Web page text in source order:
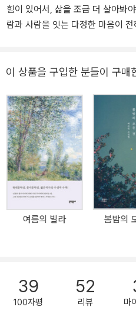
힘이 있어서, 삶을 조금 더 살아봐
람과 사람을 잇는 다정한 마음이
발표하는 작품마다 흔들림 없는 기
간되었다. 2011년 데뷔한 이래 세
짧은 소설들과 산문을 발표하는 동
담고 싶은 이야기를 기다린 그가
인 만큼 이 작품의 탄생이 더욱 반갑
1년 봄부터 2022년 봄까지 계간 『
라는 제목으로 절찬리에 연재되었
소설쓰기로 연재와 개고에 임한 끝
첫 장편을 자신의 이력에 추가하게 되었다. 백수린은 첫
인 폴』에서 일찍이 “충실한 기본
싶다고 마음먹”(소설가 김연수)게
계로 나아가고자 하는 주제의식을
작가에게 2020 한국일보문학상을
이 상품을 구입한 분들이 구매
여름의 빌라 봄밤의
39
100자평
52
리뷰 마